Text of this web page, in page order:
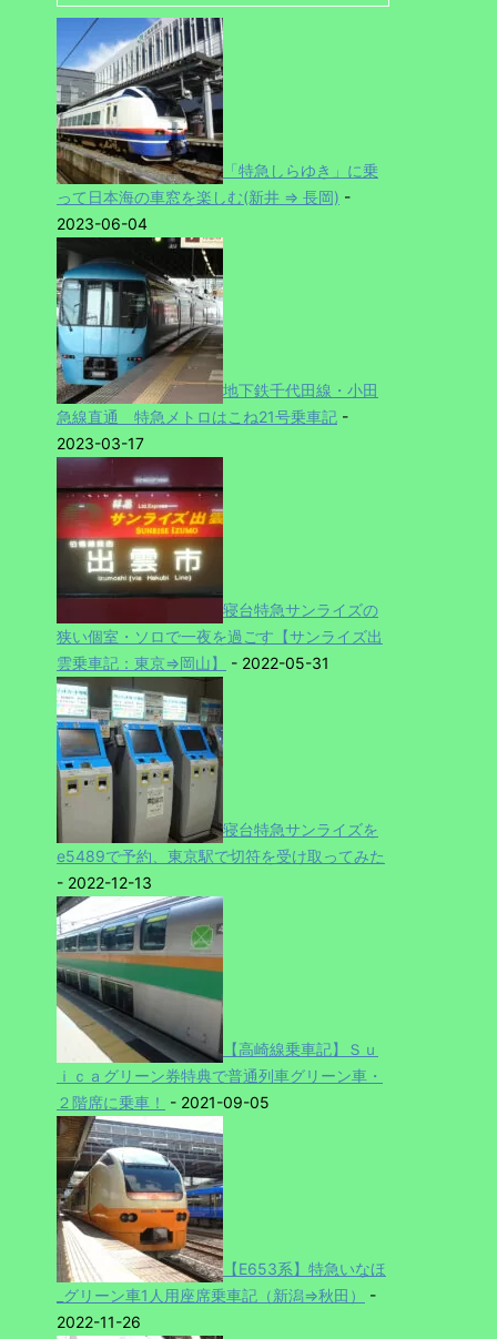
「特急しらゆき」に乗
って日本海の車窓を楽しむ(新井 ⇒ 長岡) -
2023-06-04
地下鉄千代田線・小田
急線直通 特急メトロはこね21号乗車記 -
2023-03-17
寝台特急サンライズの
狭い個室・ソロで一夜を過ごす【サンライズ出
雲乗車記：東京⇒岡山】
- 2022-05-31
寝台特急サンライズを
e5489で予約、東京駅で切符を受け取ってみた
- 2022-12-13
【高崎線乗車記】Ｓｕ
ｉｃａグリーン券特典で普通列車グリーン車・
２階席に乗車！
- 2021-09-05
【E653系】特急いなほ
_グリーン車1人用座席乗車記（新潟⇒秋田）
-
2022-11-26